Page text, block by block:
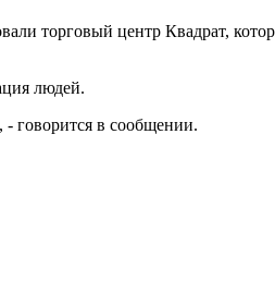
торговый центр Квадрат,
людей.
говорится в сообщении.